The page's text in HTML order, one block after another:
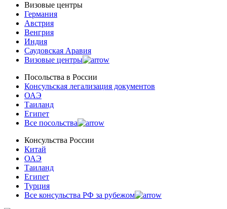
Визовые центры
Германия
Австрия
Венгрия
Индия
Саудовская Аравия
Визовые центры
Посольства в Роcсии
Консульская легализация документов
ОАЭ
Таиланд
Египет
Все посольства
Консульства России
Китай
ОАЭ
Таиланд
Египет
Турция
Все консульства РФ за рубежом